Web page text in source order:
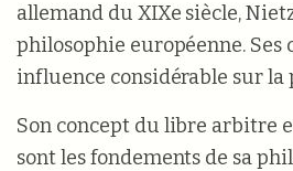
allemand du XIXe siècle,
philosophie européenne.
influence considérable sur
Son concept du libre arbitre
sont les fondements de sa